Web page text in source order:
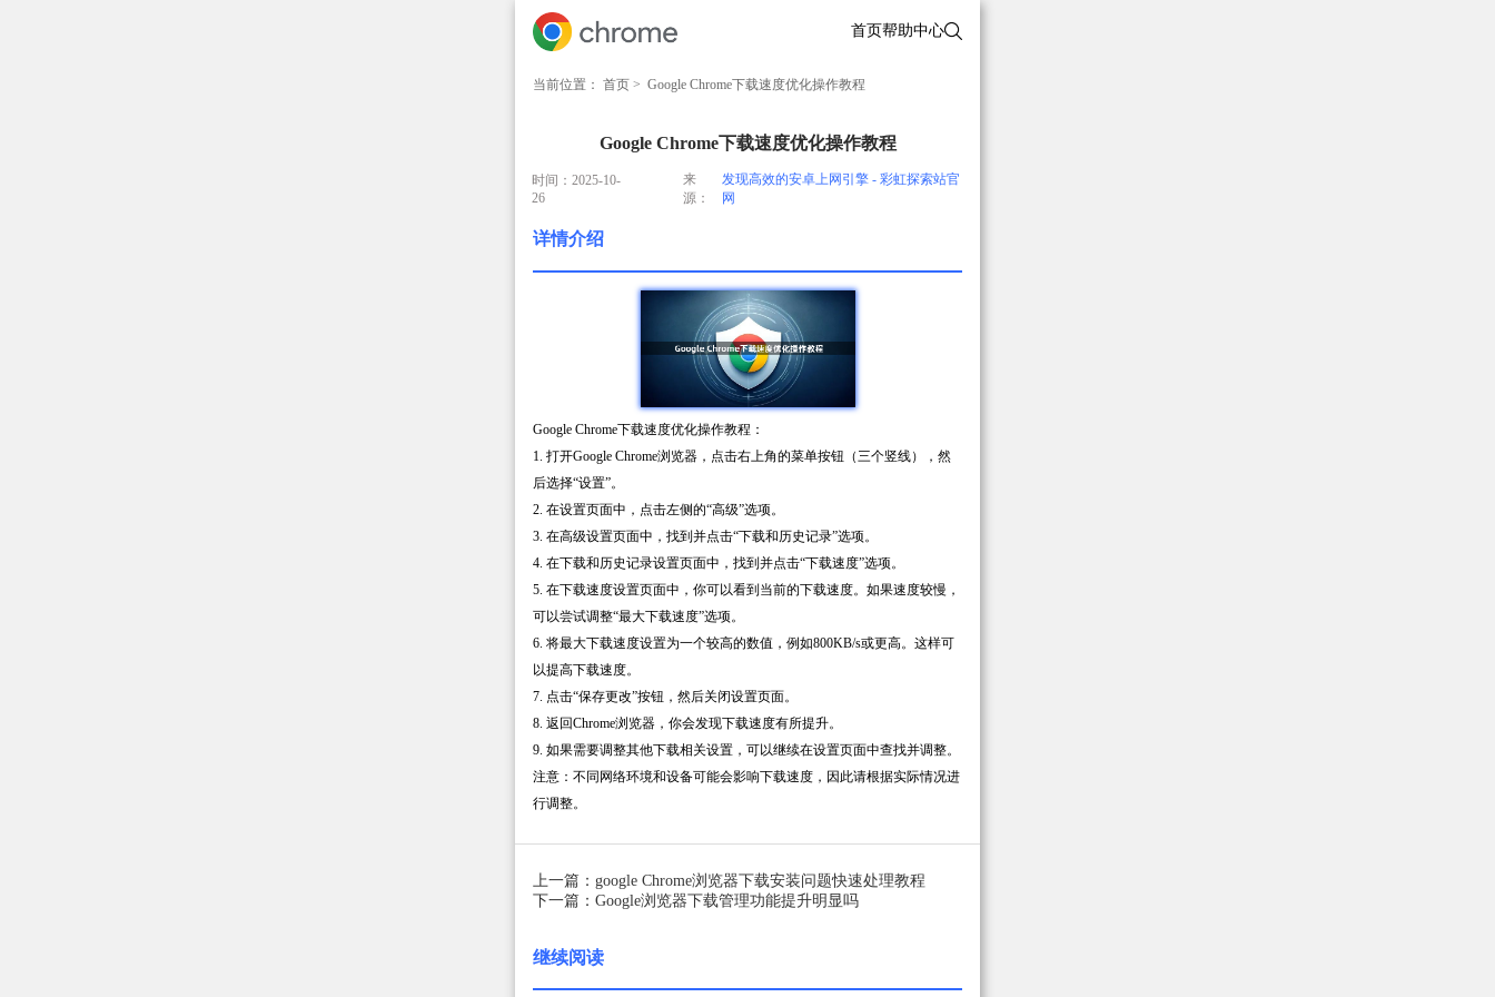
首页帮助中心
当前位置： 首页 > Google Chrome下载速度优化操作教程
Google Chrome下载速度优化操作教程
时间：2025-10-
26
来
源：
发现高效的安卓上网引擎 - 彩虹探索站官
网
详情介绍
Google Chrome下载速度优化操作教程：
1. 打开Google Chrome浏览器，点击右上角的菜单按钮（三个竖线），然
后选择“设置”。
2. 在设置页面中，点击左侧的“高级”选项。
3. 在高级设置页面中，找到并点击“下载和历史记录”选项。
4. 在下载和历史记录设置页面中，找到并点击“下载速度”选项。
5. 在下载速度设置页面中，你可以看到当前的下载速度。如果速度较慢，
可以尝试调整“最大下载速度”选项。
6. 将最大下载速度设置为一个较高的数值，例如800KB/s或更高。这样可
以提高下载速度。
7. 点击“保存更改”按钮，然后关闭设置页面。
8. 返回Chrome浏览器，你会发现下载速度有所提升。
9. 如果需要调整其他下载相关设置，可以继续在设置页面中查找并调整。
注意：不同网络环境和设备可能会影响下载速度，因此请根据实际情况进
行调整。
上一篇：google Chrome浏览器下载安装问题快速处理教程
下一篇：Google浏览器下载管理功能提升明显吗
继续阅读